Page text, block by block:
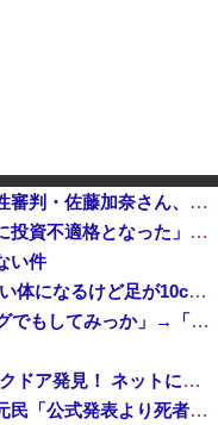
【高校野球】甲子園 初ジャッジの女性審判・佐藤加奈さん、自ら判定覆したプレーを謝罪 「ミスしてしまった」｢苦いデビュー戦に…｣ 他
ブルームバーグ「韓国株式市場はすでに投資不適格となった」→韓国財務相「韓国経済は絶好調！ 韓国市場は安泰!!」……まあ、うん。国外からどう認識されているのかって問題だから……さ
い件
骨延長手術「0.2％の確率で一生歩けない体になるけど足が10cm伸びます」←コスパ良すぎるだろ
佐藤二朗、妻から33年目に初めて「ハグでもしてみっか」→「君と生きてきて、本当に良かったです」と感激
【衝撃】 中国製ルーター20機種にバックドア発見！ ネットに繋ぐだけで35秒ごとに中国のサーバーと通信
中国「大洪水！」中国ダム「決壊」地元民「公式発表より死者多い！」中国政府「住民拘束！（安否不明」中国当局「救助隊動画も削除」台風13号「三峡ダム接近中」→